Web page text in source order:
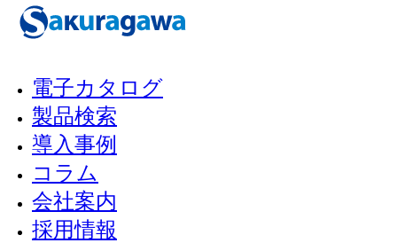
電子カタログ
製品検索
導入事例
コラム
会社案内
採用情報
製品情報